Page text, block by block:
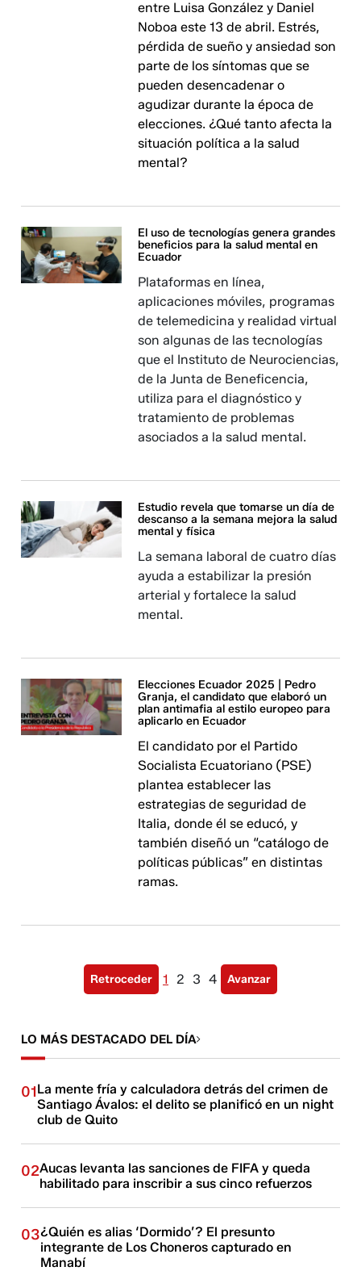
entre Luisa González y Daniel
Noboa este 13 de abril. Estrés,
pérdida de sueño y ansiedad son
parte de los síntomas que se
pueden desencadenar o
agudizar durante la época de
elecciones. ¿Qué tanto afecta la
situación política a la salud
mental?
El uso de tecnologías genera grandes
beneficios para la salud mental en
Ecuador
Plataformas en línea,
aplicaciones móviles, programas
de telemedicina y realidad virtual
son algunas de las tecnologías
que el Instituto de Neurociencias,
de la Junta de Beneficencia,
utiliza para el diagnóstico y
tratamiento de problemas
asociados a la salud mental.
Estudio revela que tomarse un día de
descanso a la semana mejora la salud
mental y física
La semana laboral de cuatro días
ayuda a estabilizar la presión
arterial y fortalece la salud
mental.
Elecciones Ecuador 2025 | Pedro
Granja, el candidato que elaboró un
plan antimafia al estilo europeo para
aplicarlo en Ecuador
El candidato por el Partido
Socialista Ecuatoriano (PSE)
plantea establecer las
estrategias de seguridad de
Italia, donde él se educó, y
también diseñó un “catálogo de
políticas públicas” en distintas
ramas.
Retroceder 1 2 3 4 Avanzar
LO MÁS DESTACADO DEL DÍA
01La mente fría y calculadora detrás del crimen de
Santiago Ávalos: el delito se planificó en un night
club de Quito
02Aucas levanta las sanciones de FIFA y queda
habilitado para inscribir a sus cinco refuerzos
03¿Quién es alias ‘Dormido’? El presunto
integrante de Los Choneros capturado en
Manabí